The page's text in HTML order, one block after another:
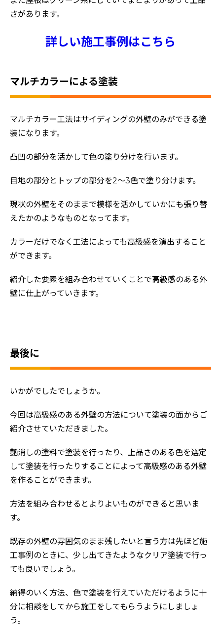
初めての方へ
評判の声
施工事例
さがあります。
詳しい施工事例はこちら
マルチカラーによる塗装
マルチカラー工法はサイディングの外壁のみができる塗
装になります。
凸凹の部分を活かして色の塗り分けを行います。
目地の部分とトップの部分を2～3色で塗り分けます。
現状の外壁をそのままで模様を活かしていかにも張り替
えたかのようなものとなってます。
カラーだけでなく工法によっても高級感を演出すること
ができます。
紹介した要素を組み合わせていくことで高級感のある外
壁に仕上がっていきます。
最後に
いかがでしたでしょうか。
今回は高級感のある外壁の方法について塗装の面からご
紹介させていただきました。
艶消しの塗料で塗装を行ったり、上品さのある色を選定
して塗装を行ったりすることによって高級感のある外壁
を作ることができます。
方法を組み合わせるとよりよいものができると思いま
す。
既存の外壁の雰囲気のまま残したいと言う方は先ほど施
工事例のときに、少し出てきたようなクリア塗装で行っ
ても良いでしょう。
納得のいく方法、色で塗装を行えていただけるように十
分に相談をしてから施工をしてもらうようにしましょ
う。